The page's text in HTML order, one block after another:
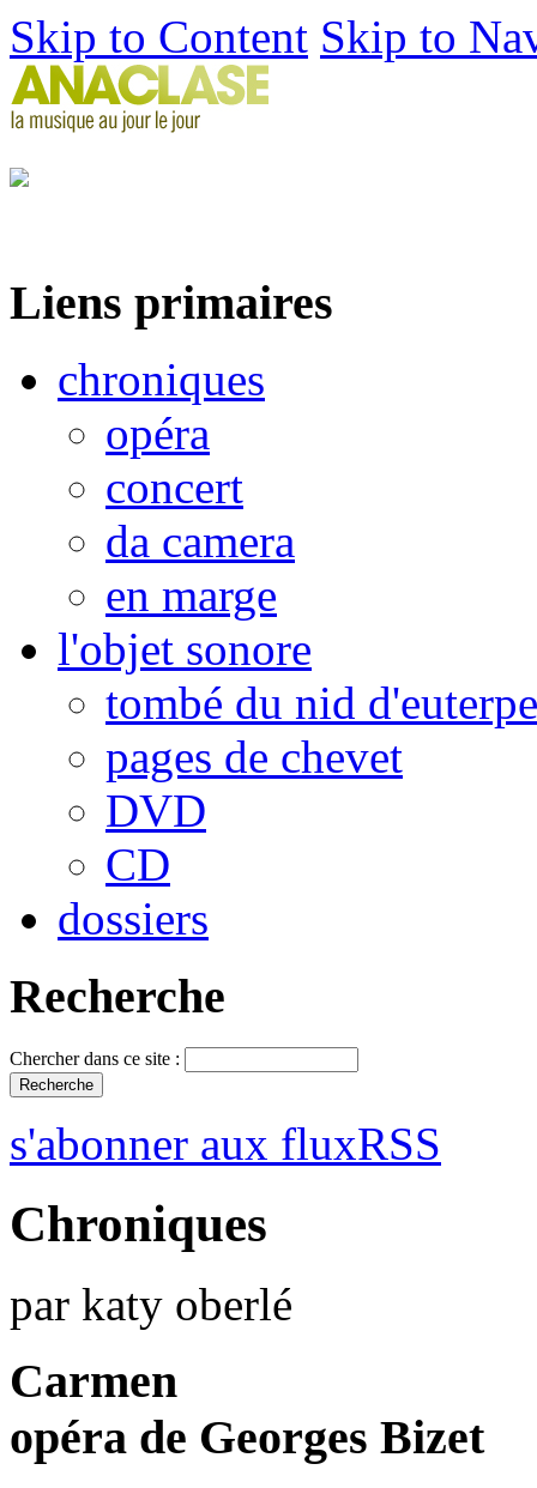
Skip to Content Skip to
Liens primaires
chroniques
opéra
concert
da camera
en marge
l'objet sonore
tombé du nid d'euterpe
pages de chevet
DVD
CD
dossiers
Recherche
Chercher dans ce site :
s'abonner aux fluxRSS
Chroniques
par katy oberlé
Carmen
opéra de Georges Bizet